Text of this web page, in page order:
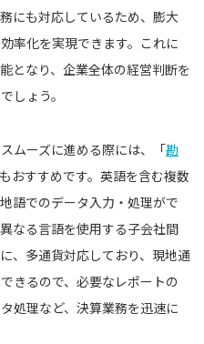
にも対応しているため、膨大
率化を実現できます。これに
となり、企業全体の経営判断を
しょう。
ムーズに進める際には、「勘
おすすめです。英語を含む複数
語でのデータ入力・処理がで
なる言語を使用する子会社間
、多通貨対応しており、現地通
きるので、必要なレポートの
処理など、決算業務を迅速に